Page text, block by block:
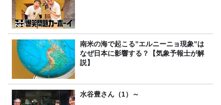
南米の海で起こる”エルニーニョ現象”は
なぜ日本に影響する？【気象予報士が解
説】
水谷豊さん（1）～